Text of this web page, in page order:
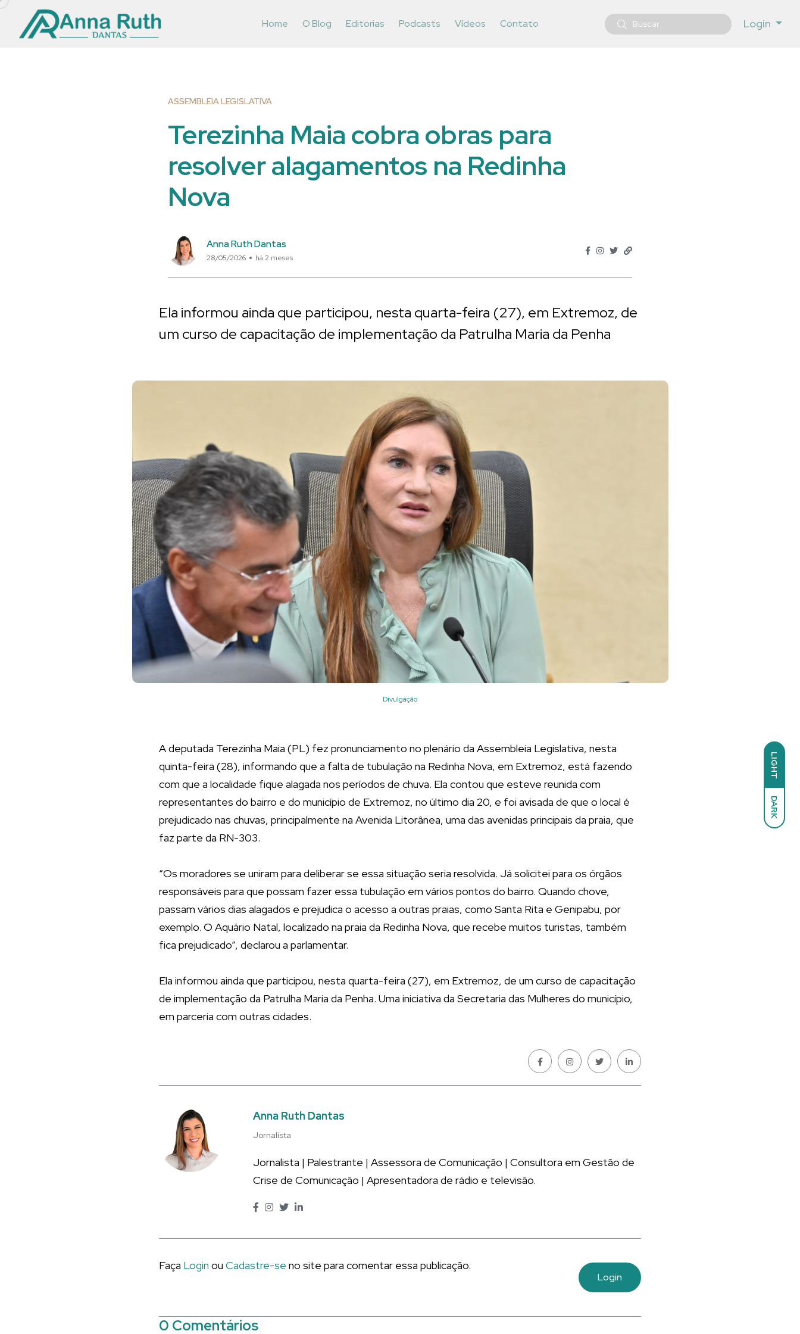
LIGHT
DARK
Home O Blog Editorias Podcasts Vídeos Contato Login
ASSEMBLEIA LEGISLATIVA
Terezinha Maia cobra obras para
resolver alagamentos na Redinha
Nova
Anna Ruth Dantas
28/05/2026 há 2 meses
Ela informou ainda que participou, nesta quarta-feira (27), em Extremoz, de
um curso de capacitação de implementação da Patrulha Maria da Penha
Divulgação
A deputada Terezinha Maia (PL) fez pronunciamento no plenário da Assembleia Legislativa, nesta
quinta-feira (28), informando que a falta de tubulação na Redinha Nova, em Extremoz, está fazendo
com que a localidade fique alagada nos períodos de chuva. Ela contou que esteve reunida com
representantes do bairro e do município de Extremoz, no último dia 20, e foi avisada de que o local é
prejudicado nas chuvas, principalmente na Avenida Litorânea, uma das avenidas principais da praia, que
faz parte da RN-303.
“Os moradores se uniram para deliberar se essa situação seria resolvida. Já solicitei para os órgãos
responsáveis para que possam fazer essa tubulação em vários pontos do bairro. Quando chove,
passam vários dias alagados e prejudica o acesso a outras praias, como Santa Rita e Genipabu, por
exemplo. O Aquário Natal, localizado na praia da Redinha Nova, que recebe muitos turistas, também
fica prejudicado”, declarou a parlamentar.
Ela informou ainda que participou, nesta quarta-feira (27), em Extremoz, de um curso de capacitação
de implementação da Patrulha Maria da Penha. Uma iniciativa da Secretaria das Mulheres do município,
em parceria com outras cidades.
Anna Ruth Dantas
Jornalista
Jornalista | Palestrante | Assessora de Comunicação | Consultora em Gestão de
Crise de Comunicação | Apresentadora de rádio e televisão.
Faça Login ou Cadastre-se no site para comentar essa publicação.
Login
0 Comentários